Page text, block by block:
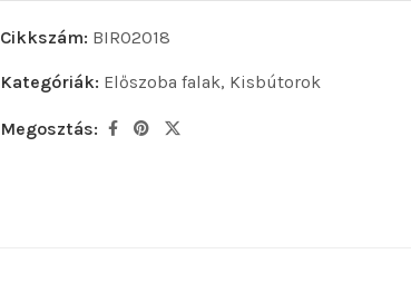
Cikkszám: BIRO2018
Kategóriák: Előszoba falak, Kisbútorok
Megosztás: